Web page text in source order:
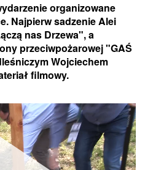
organizowane
Najpierw sadzenie Alei
nas Drzewa", a
przeciwpożarowej "GAŚ
Wojciechem
filmowy.